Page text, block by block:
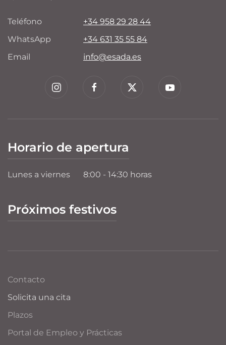
Teléfono
+34 958 29 28 44
WhatsApp
+34 631 35 55 84
Email
info@esada.es
Horario de apertura
Lunes a viernes 8:00 - 14:30 horas
Próximos festivos
Contacto
Solicita una cita
Plazos
Portal de Empleo y Prácticas